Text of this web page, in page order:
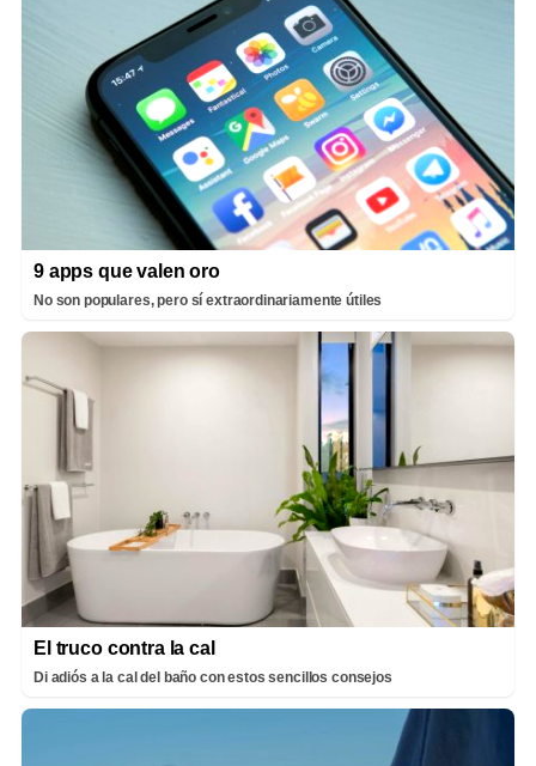
9 apps que valen oro
No son populares, pero sí extraordinariamente útiles
El truco contra la cal
Di adiós a la cal del baño con estos sencillos consejos